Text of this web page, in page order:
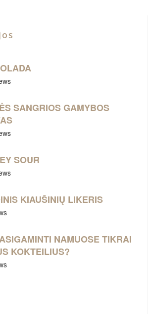
SANGRIOS GAMYBOS
SOUR
KIAUŠINIŲ LIKERIS
NAMUOSE TIKRAI
KOKTEILIUS?